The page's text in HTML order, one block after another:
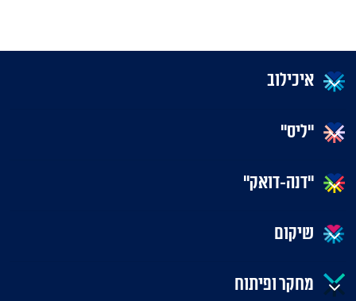
איכילוב
"ליס"
"דנה-דואק"
שיקום
מחקר ופיתוח